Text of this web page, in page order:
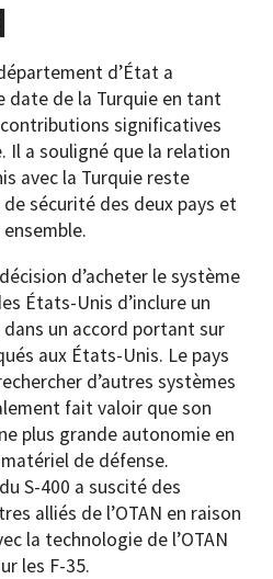
d’État a
date de la Turquie en tant
contributions significatives
Il a souligné que la relation
avec la Turquie reste
sécurité des deux pays et
ensemble.
d’acheter le système
États-Unis d’inclure un
un accord portant sur
aux États-Unis. Le pays
d’autres systèmes
fait valoir que son
plus grande autonomie en
de défense.
S-400 a suscité des
alliés de l’OTAN en raison
la technologie de l’OTAN
les F-35.